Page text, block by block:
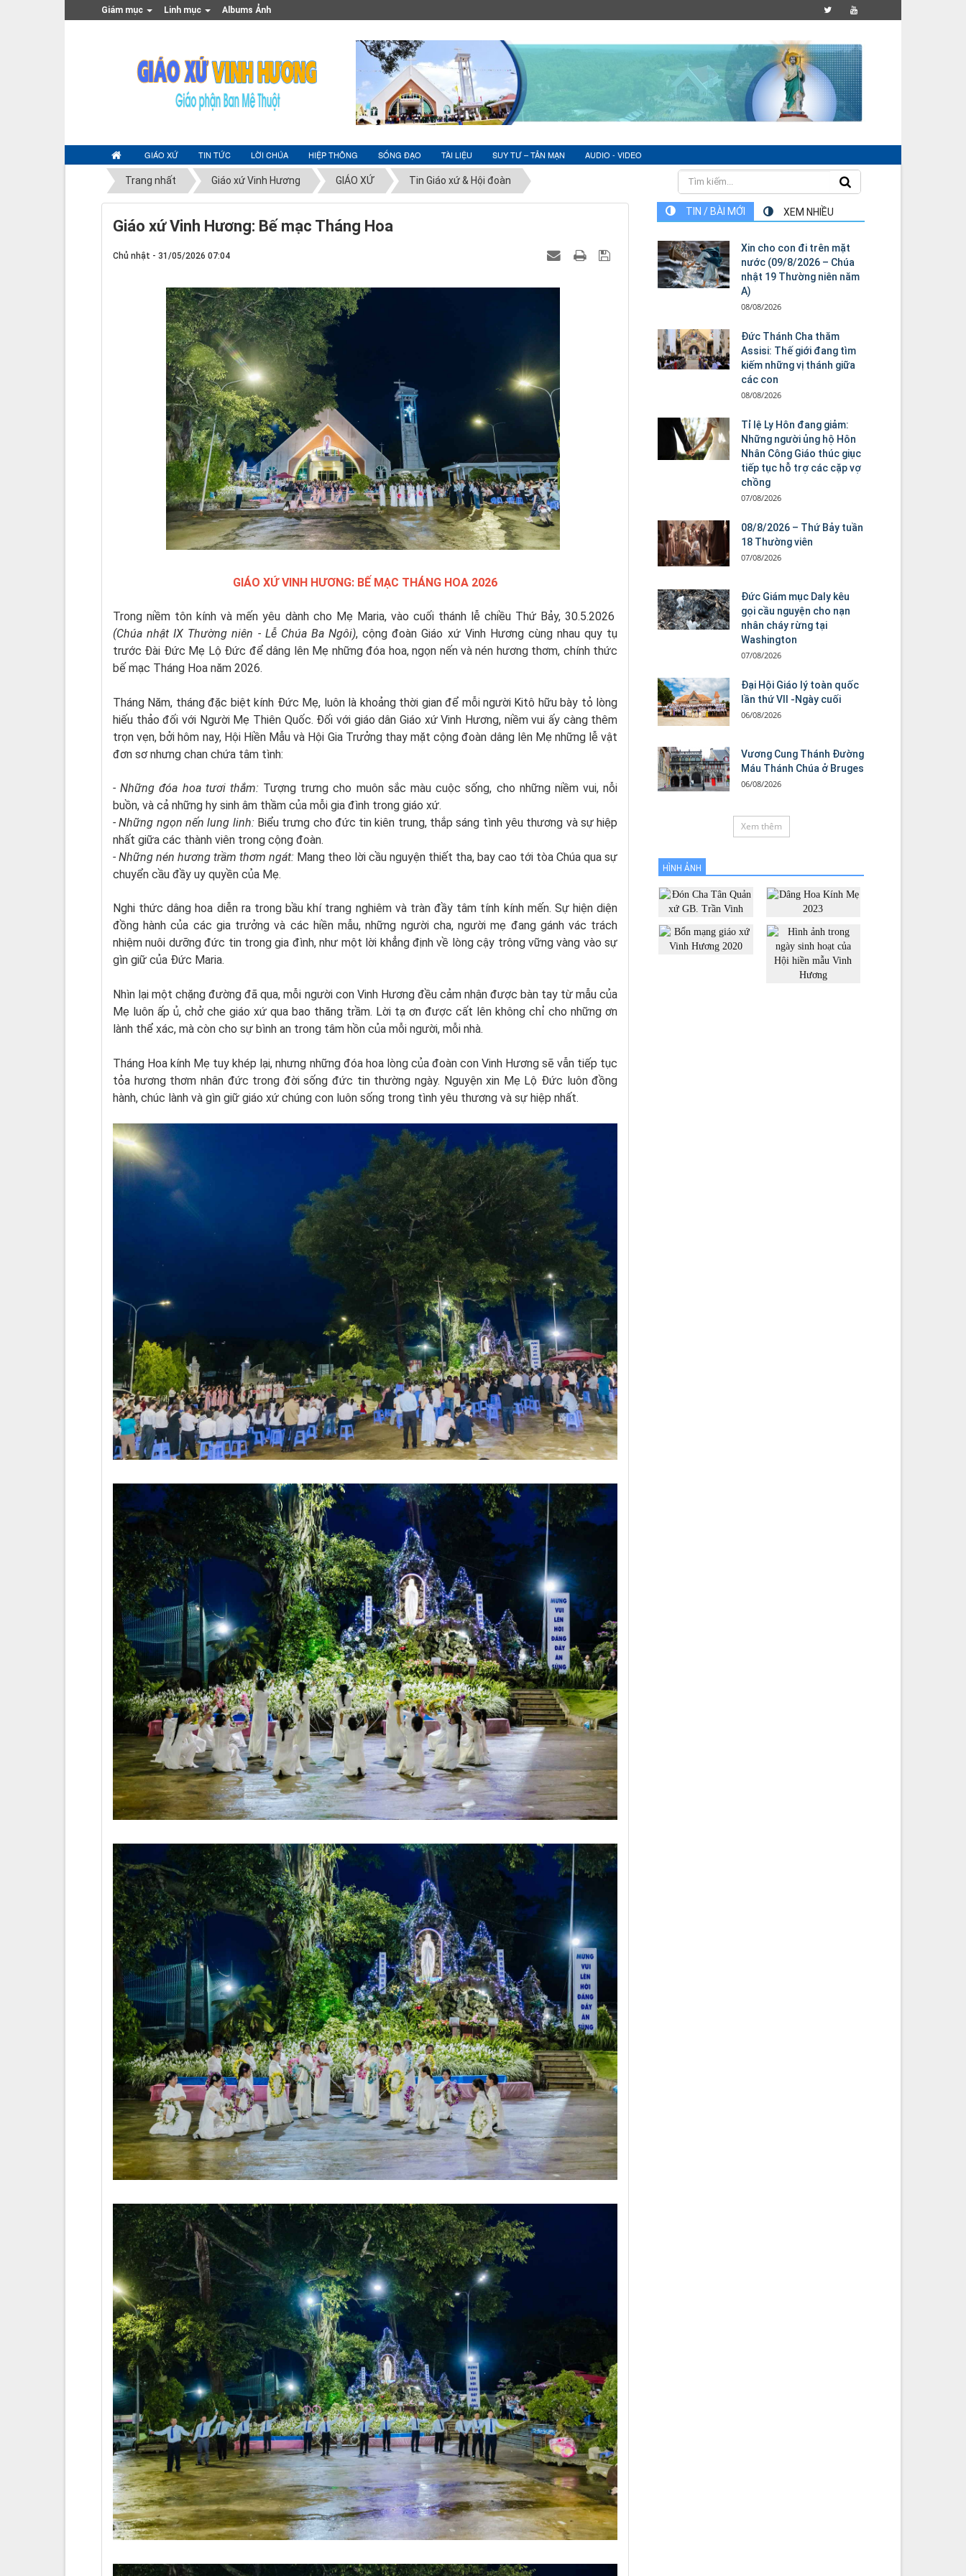
Giám mục Linh mục Albums Ảnh
GIÁO XỨ TIN TỨC LỜI CHÚA HIỆP THÔNG SỐNG ĐẠO TÀI LIỆU SUY TƯ – TẢN MẠN AUDIO - VIDEO
Trang nhất Giáo xứ Vinh Hương GIÁO XỨ Tin Giáo xứ & Hội đoàn
Giáo xứ Vinh Hương: Bế mạc Tháng Hoa
Chủ nhật - 31/05/2026 07:04
GIÁO XỨ VINH HƯƠNG: BẾ MẠC THÁNG HOA 2026
Trong niềm tôn kính và mến yêu dành cho Mẹ Maria, vào cuối thánh lễ chiều Thứ Bảy, 30.5.2026
(Chúa nhật IX Thường niên - Lễ Chúa Ba Ngôi), cộng đoàn Giáo xứ Vinh Hương cùng nhau quy tụ
trước Đài Đức Mẹ Lộ Đức để dâng lên Mẹ những đóa hoa, ngọn nến và nén hương thơm, chính thức
bế mạc Tháng Hoa năm 2026.
Tháng Năm, tháng đặc biệt kính Đức Mẹ, luôn là khoảng thời gian để mỗi người Kitô hữu bày tỏ lòng
hiếu thảo đối với Người Mẹ Thiên Quốc. Đối với giáo dân Giáo xứ Vinh Hương, niềm vui ấy càng thêm
trọn vẹn, bởi hôm nay, Hội Hiền Mẫu và Hội Gia Trưởng thay mặt cộng đoàn dâng lên Mẹ những lễ vật
đơn sơ nhưng chan chứa tâm tình:
- Những đóa hoa tươi thắm: Tượng trưng cho muôn sắc màu cuộc sống, cho những niềm vui, nỗi
buồn, và cả những hy sinh âm thầm của mỗi gia đình trong giáo xứ.
- Những ngọn nến lung linh:Biểu trưng cho đức tin kiên trung, thắp sáng tình yêu thương và sự hiệp
nhất giữa các thành viên trong cộng đoàn.
- Những nén hương trầm thơm ngát: Mang theo lời cầu nguyện thiết tha, bay cao tới tòa Chúa qua sự
chuyển cầu đầy uy quyền của Mẹ.
Nghi thức dâng hoa diễn ra trong bầu khí trang nghiêm và tràn đầy tâm tính kính mến. Sự hiện diện
đồng hành của các gia trưởng và các hiền mẫu, những người cha, người mẹ đang gánh vác trách
nhiệm nuôi dưỡng đức tin trong gia đình, như một lời khẳng định về lòng cậy trông vững vàng vào sự
gìn giữ của Đức Maria.
Nhìn lại một chặng đường đã qua, mỗi người con Vinh Hương đều cảm nhận được bàn tay từ mẫu của
Mẹ luôn ấp ủ, chở che giáo xứ qua bao thăng trầm. Lời tạ ơn được cất lên không chỉ cho những ơn
lành thể xác, mà còn cho sự bình an trong tâm hồn của mỗi người, mỗi nhà.
Tháng Hoa kính Mẹ tuy khép lại, nhưng những đóa hoa lòng của đoàn con Vinh Hương sẽ vẫn tiếp tục
tỏa hương thơm nhân đức trong đời sống đức tin thường ngày. Nguyện xin Mẹ Lộ Đức luôn đồng
hành, chúc lành và gìn giữ giáo xứ chúng con luôn sống trong tình yêu thương và sự hiệp nhất.
TIN / BÀI MỚI XEM NHIỀU
Xin cho con đi trên mặt
nước (09/8/2026 – Chúa
nhật 19 Thường niên năm
A)
08/08/2026
Đức Thánh Cha thăm
Assisi: Thế giới đang tìm
kiếm những vị thánh giữa
các con
08/08/2026
Tỉ lệ Ly Hôn đang giảm:
Những người ủng hộ Hôn
Nhân Công Giáo thúc giục
tiếp tục hỗ trợ các cặp vợ
chồng
07/08/2026
08/8/2026 – Thứ Bảy tuần
18 Thường viên
07/08/2026
Đức Giám mục Daly kêu
gọi cầu nguyện cho nạn
nhân cháy rừng tại
Washington
07/08/2026
Đại Hội Giáo lý toàn quốc
lần thứ VII -Ngày cuối
06/08/2026
Vương Cung Thánh Ðường
Máu Thánh Chúa ở Bruges
06/08/2026
Xem thêm
HÌNH ẢNH